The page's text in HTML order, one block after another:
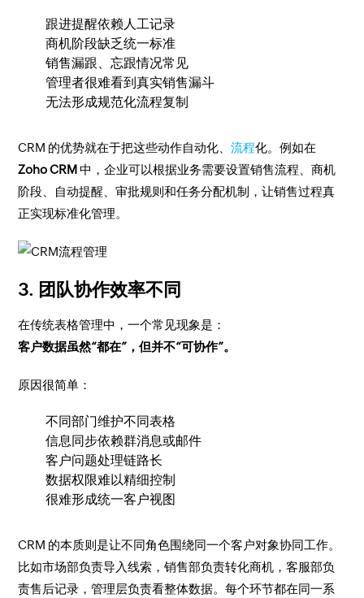
跟进提醒依赖人工记录
商机阶段缺乏统一标准
销售漏跟、忘跟情况常见
管理者很难看到真实销售漏斗
无法形成规范化流程复制
CRM 的优势就在于把这些动作自动化、流程化。例如在
Zoho CRM中，企业可以根据业务需要设置销售流程、商机
阶段、自动提醒、审批规则和任务分配机制，让销售过程真
正实现标准化管理。
3. 团队协作效率不同
在传统表格管理中，一个常见现象是：
客户数据虽然“都在”，但并不“可协作”。
原因很简单：
不同部门维护不同表格
信息同步依赖群消息或邮件
客户问题处理链路长
数据权限难以精细控制
很难形成统一客户视图
CRM 的本质则是让不同角色围绕同一个客户对象协同工作。
比如市场部负责导入线索，销售部负责转化商机，客服部负
责售后记录，管理层负责看整体数据。每个环节都在同一系